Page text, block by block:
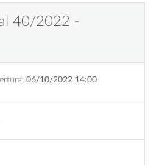
40/2022 -
06/10/2022 14:00